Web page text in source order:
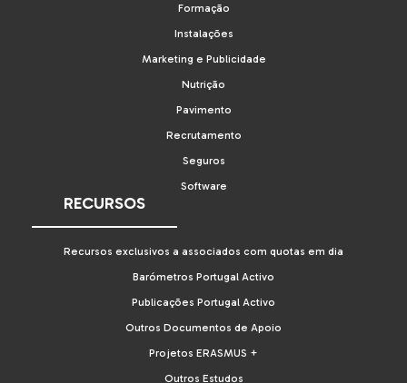
Formação
Instalações
Marketing e Publicidade
Nutrição
Pavimento
Recrutamento
Seguros
Software
RECURSOS
Recursos exclusivos a associados com quotas em dia
Barómetros Portugal Activo
Publicações Portugal Activo
Outros Documentos de Apoio
Projetos ERASMUS +
Outros Estudos